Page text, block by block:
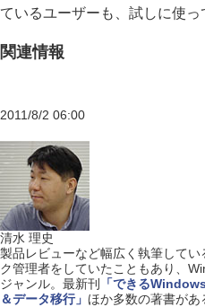
ているユーザーも、試しに使っ
関連情報
2011/8/2 06:00
清水 理史
製品レビューなど幅広く執筆して
ク管理者をしていたこともあり、
ジャンル。最新刊
「できる
＆データ移行」 ほか多数の著書があ